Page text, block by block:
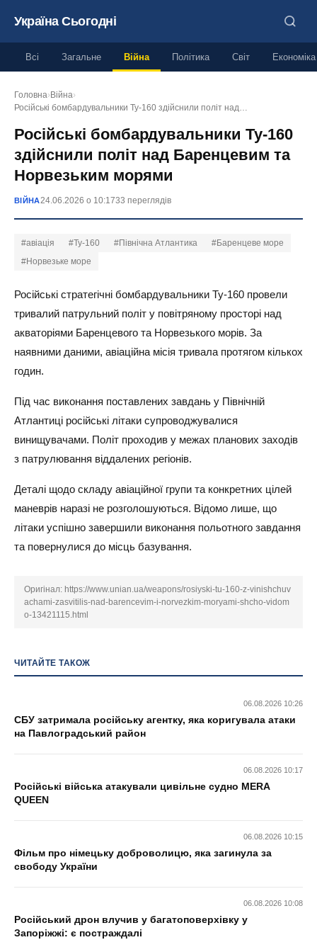
Україна Сьогодні
Всі Загальне Війна Політика Світ Економіка
Головна› Війна›
Російські бомбардувальники Ту-160 здійснили політ над…
Російські бомбардувальники Ту-160
здійснили політ над Баренцевим та
Норвезьким морями
ВІЙНА24.06.2026 о 10:1733 переглядів
#авіація #Ту-160 #Північна Атлантика
#Баренцеве море
#Норвезьке море
Російські стратегічні бомбардувальники Ту-160 провели
тривалий патрульний політ у повітряному просторі над
акваторіями Баренцевого та Норвезького морів. За
наявними даними, авіаційна місія тривала протягом кількох
годин.
Під час виконання поставлених завдань у Північній
Атлантиці російські літаки супроводжувалися
винищувачами. Політ проходив у межах планових заходів
з патрулювання віддалених регіонів.
Деталі щодо складу авіаційної групи та конкретних цілей
маневрів наразі не розголошуються. Відомо лише, що
літаки успішно завершили виконання польотного завдання
та повернулися до місць базування.
Оригінал: https://www.unian.ua/weapons/rosiyski-tu-160-z-vinishchuv
achami-zasvitilis-nad-barencevim-i-norvezkim-moryami-shcho-vidom
o-13421115.html
ЧИТАЙТЕ ТАКОЖ
06.08.2026 10:26
СБУ затримала російську агентку, яка коригувала атаки
на Павлоградський район
06.08.2026 10:17
Російські війська атакували цивільне судно MERA
QUEEN
06.08.2026 10:15
Фільм про німецьку доброволицю, яка загинула за
свободу України
06.08.2026 10:08
Російський дрон влучив у багатоповерхівку у
Запоріжжі: є постраждалі